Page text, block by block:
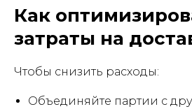
Как
затраты на
Чтобы снизить расходы:
Объединяйте партии с